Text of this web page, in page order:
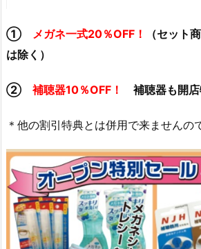
① メガネ一式20％OFF！
（セット
は除く）
② 補聴器10％OFF！ 補聴器も開店
＊他の割引特典とは併用で来ませんの